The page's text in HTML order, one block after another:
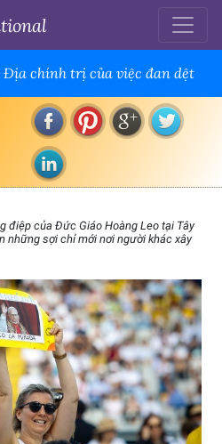
Địa chính trị của việc đan dệt
điệp của Đức Giáo Hoàng Leo tại Tây
những sợi chỉ mới nơi người khác xây